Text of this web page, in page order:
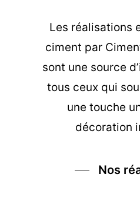
Les réalisations
ciment par
sont une source
tous ceux qui
une touche
décoration
Nos